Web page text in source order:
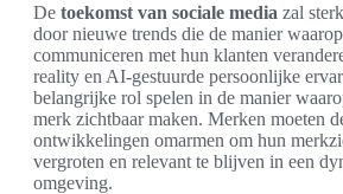
De toekomst van sociale media zal
door nieuwe trends die de manier
communiceren met hun klanten
reality en AI-gestuurde persoonlijke
belangrijke rol spelen in de manier
merk zichtbaar maken. Merken moeten
ontwikkelingen omarmen om hun
vergroten en relevant te blijven in een
omgeving.